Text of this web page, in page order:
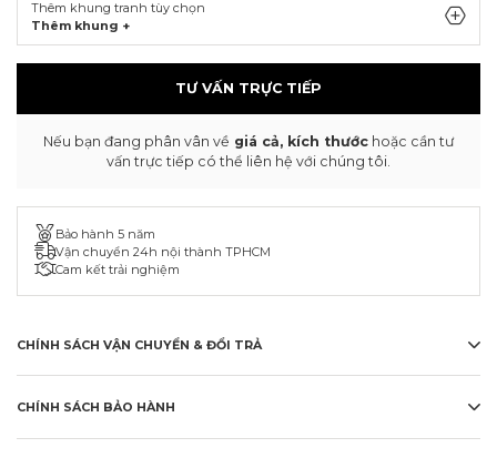
Thêm khung tranh tùy chọn
Thêm khung +
TƯ VẤN TRỰC TIẾP
Nếu bạn đang phân vân về giá cả, kích thước hoặc cần tư
vấn trực tiếp có thể liên hệ với chúng tôi.
Bảo hành 5 năm
Vận chuyển 24h nội thành TPHCM
Cam kết trải nghiệm
CHÍNH SÁCH VẬN CHUYỂN & ĐỔI TRẢ
CHÍNH SÁCH BẢO HÀNH